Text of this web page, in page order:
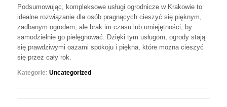
Podsumowując, kompleksowe usługi ogrodnicze w Krakowie to
idealne rozwiązanie dla osób pragnących cieszyć się pięknym,
zadbanym ogrodem, ale brak im czasu lub umiejętności, by
samodzielnie go pielęgnować. Dzięki tym usługom, ogrody stają
się prawdziwymi oazami spokoju i piękna, które można cieszyć
się przez cały rok.
Kategorie: Uncategorized